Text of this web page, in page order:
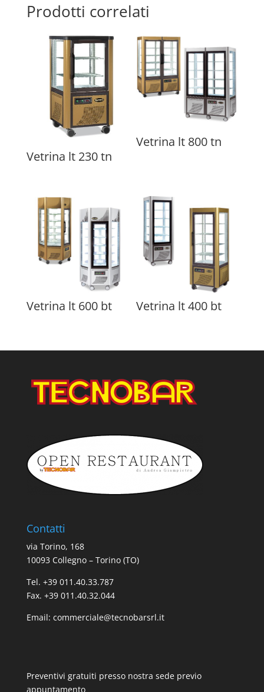
Prodotti correlati
Vetrina lt 230 tn
Vetrina lt 800 tn
Vetrina lt 600 bt Vetrina lt 400 bt
Contatti
via Torino, 168
10093 Collegno – Torino (TO)
Tel. +39 011.40.33.787
Fax. +39 011.40.32.044
Email: commerciale@tecnobarsrl.it
Preventivi gratuiti presso nostra sede previo
appuntamento